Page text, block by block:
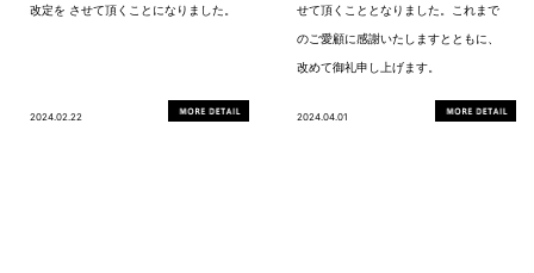
改定を させて頂くことになりました。
2024.02.22
せて頂くこととなりました。これまで
のご愛顧に感謝いたしますとともに、
改めて御礼申し上げます。
2024.04.01